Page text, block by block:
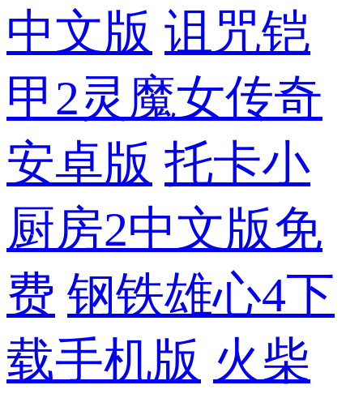
中文版 诅咒铠
甲2灵魔女传奇
安卓版 托卡小
厨房2中文版免
费 钢铁雄心4下
载手机版 火柴